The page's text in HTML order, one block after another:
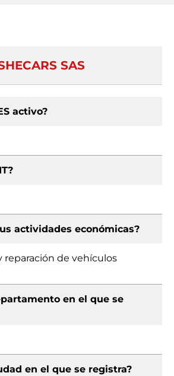
SAS
activo?
actividades económicas?
de vehículos
en el que se
en el que se registra?